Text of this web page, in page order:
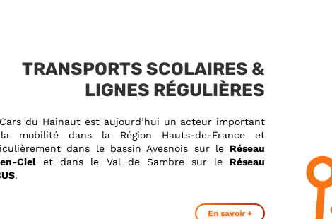
TRANSPORTS SCOLAIRES &
LIGNES RÉGULIÈRES
du Hainaut est aujourd’hui un acteur important
mobilité dans la Région Hauts-de-France et
dans le bassin Avesnois sur le Réseau
Ciel et dans le Val de Sambre sur le Réseau
.
En savoir +